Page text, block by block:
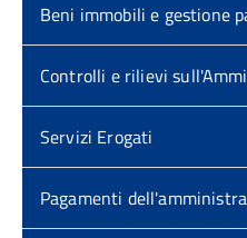
Beni immobili e gestione
Controlli e rilievi
Servizi Erogati
Pagamenti